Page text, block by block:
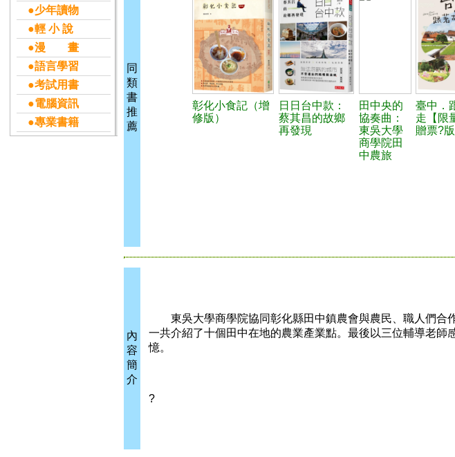
●少年讀物
●輕 小 說
●漫 畫
●語言學習
●考試用書
●電腦資訊
●專業書籍
同
類
書
推
薦
彰化小食記（增
修版）
日日台中款：
蔡其昌的故鄉
再發現
田中央的
協奏曲：
東吳大學
商學院田
中農旅
臺中．
走【限
贈票?版
內
容
簡
介
東吳大學商學院協同彰化縣田中鎮農會與農民、職人們合
一共介紹了十個田中在地的農業產業點。最後以三位輔導老師
憶。
?